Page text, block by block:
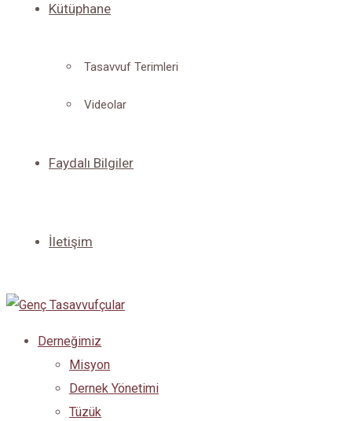
Kütüphane
Tasavvuf Terimleri
Videolar
Faydalı Bilgiler
İletişim
Derneğimiz
Misyon
Dernek Yönetimi
Tüzük